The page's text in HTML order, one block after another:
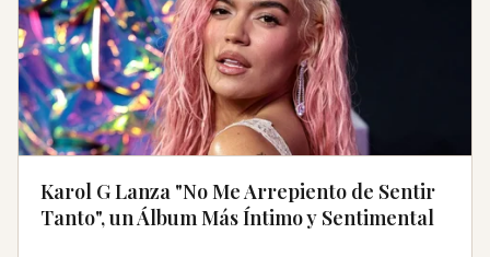
Karol G Lanza "No Me Arrepiento de Sentir
Tanto", un Álbum Más Íntimo y Sentimental